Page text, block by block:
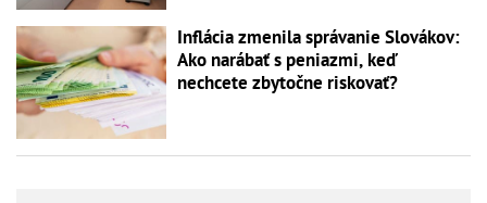
Inflácia zmenila správanie Slovákov:
Ako narábať s peniazmi, keď
nechcete zbytočne riskovať?